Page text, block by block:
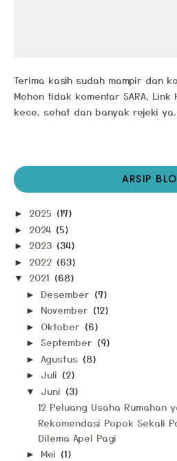
Terima kasih sudah mampir dan
Mohon tidak komentar SARA, Link
kece, sehat dan banyak rejeki ya.
ARSIP
► 2025 (17)
► 2024 (5)
► 2023 (34)
► 2022 (63)
▼ 2021 (68)
► Desember (7)
► November (12)
► Oktober (6)
► September (9)
► Agustus (8)
► Juli (2)
▼ Juni (3)
12 Peluang Usaha Rumahan
Rekomendasi Popok Sekali
Dilema Apel Pagi
► Mei (1)